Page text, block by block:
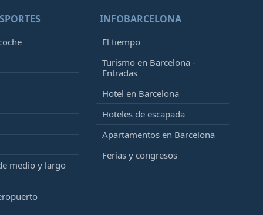
medio y largo
INFOBARCELONA
El tiempo
Turismo en Barcelona -
Entradas
Hotel en Barcelona
Hoteles de escapada
Apartamentos en Barcelona
Ferias y congresos